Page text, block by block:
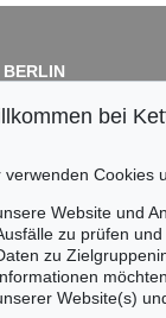
BERLIN
Fasanenstr. 70
Tel.: +49 (0)30 88 67
Keine
bei
verwenden Cookies
Website und
zu prüfen
zu
Website(s)